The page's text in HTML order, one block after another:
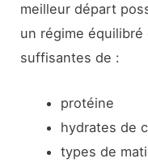
meilleur départ
un régime
suffisantes de :
protéine
hydrates de
types de